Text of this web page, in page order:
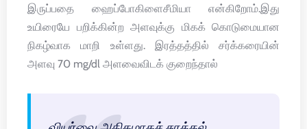
இருப்பதை ஹைப்போகிளைசீமியா என்கிறோம்.இது
உயிரையே பறிக்கின்ற அளவுக்கு மிகக் கொடுமையான
நிகழ்வாக மாறி உள்ளது. இரத்தத்தில் சர்க்கரையின்
அளவு 70 mg/dl அளவைவிடக் குறைந்தால்